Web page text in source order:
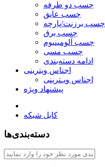
چسب دو طرفه
چسب عایق
چسب برزنت/پارچه
چسب برق
چسب آلومینیوم
چسب مسی
ادامه دسته‌بندی
اجناس ویترینی
اجناس ویـترینی
پیشنهاد ویژه
کابل شبکه
دسته‌بندی‌ها